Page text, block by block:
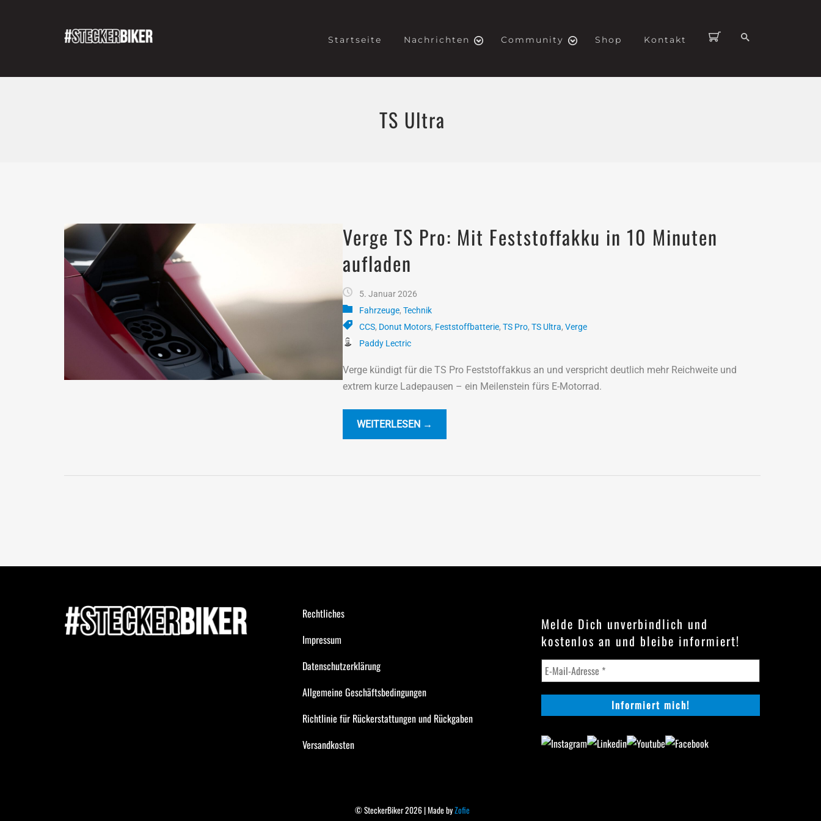
Startseite Nachrichten Community Shop Kontakt
TS Ultra
Verge TS Pro: Mit Feststoffakku in 10 Minuten
aufladen
5. Januar 2026
Fahrzeuge, Technik
CCS, Donut Motors, Feststoffbatterie, TS Pro, TS Ultra, Verge
Paddy Lectric
Verge kündigt für die TS Pro Feststoffakkus an und verspricht deutlich mehr Reichweite und
extrem kurze Ladepausen – ein Meilenstein fürs E-Motorrad.
WEITERLESEN →
Rechtliches
Impressum
Datenschutzerklärung
Allgemeine Geschäftsbedingungen
Richtlinie für Rückerstattungen und Rückgaben
Versandkosten
Melde Dich unverbindlich und
kostenlos an und bleibe informiert!
© SteckerBiker 2026 | Made byZofie